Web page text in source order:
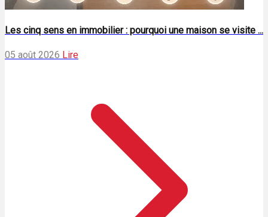
Les cinq sens en immobilier : pourquoi une maison se visite ...
05 août 2026 Lire